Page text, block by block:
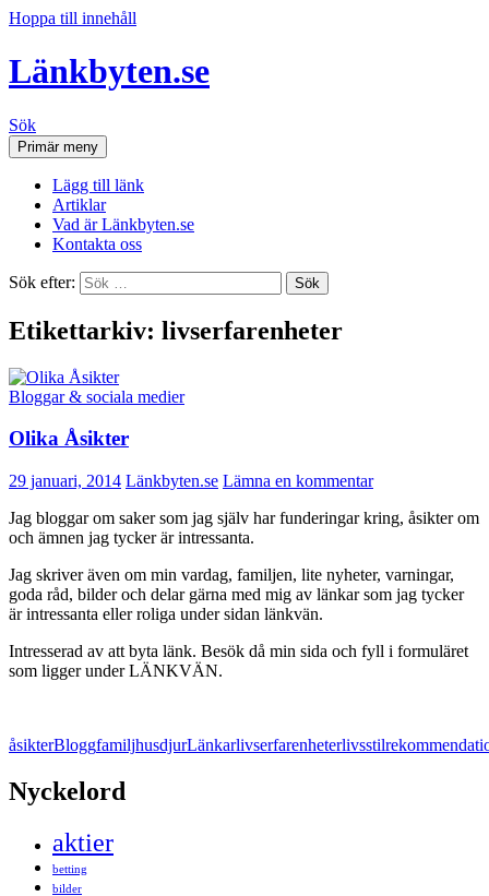
Hoppa till innehåll
Länkbyten.se
Sök
Primär meny
Lägg till länk
Artiklar
Vad är Länkbyten.se
Kontakta oss
Sök efter:
Etikettarkiv: livserfarenheter
Bloggar & sociala medier
Olika Åsikter
29 januari, 2014 Länkbyten.se Lämna en kommentar
Jag bloggar om saker som jag själv har funderingar kring, åsikter om
och ämnen jag tycker är intressanta.
Jag skriver även om min vardag, familjen, lite nyheter, varningar,
goda råd, bilder och delar gärna med mig av länkar som jag tycker
är intressanta eller roliga under sidan länkvän.
Intresserad av att byta länk. Besök då min sida och fyll i formuläret
som ligger under LÄNKVÄN.
åsikterBloggfamiljhusdjurLänkarlivserfarenheterlivsstil
Nyckelord
aktier
betting
bilder